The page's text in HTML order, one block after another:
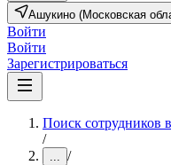
Ашукино (Московская
Войти
Войти
Зарегистрироваться
Поиск сотрудников
/
... /